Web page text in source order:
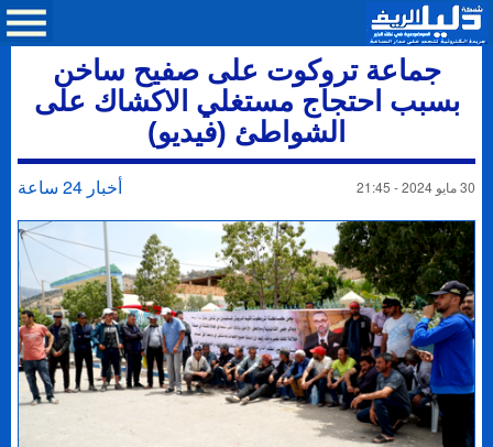
جماعة تروكوت على صفيح ساخن
بسبب احتجاج مستغلي الاكشاك على
الشواطئ (فيديو)
أخبار 24 ساعة 30 مايو 2024 - 21:45